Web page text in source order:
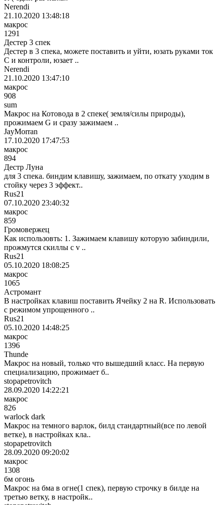
Nerendi
21.10.2020 13:48:18
макрос
1291
Дестер 3 спек
Дестер в 3 спека, можете поставить и уйти, юзать руками ток
С и контроли, юзает ..
Nerendi
21.10.2020 13:47:10
макрос
908
sum
Макрос на Котовода в 2 спеке( земля/силы природы),
прожимаем G и сразу зажимаем ..
JayMorran
17.10.2020 17:47:53
макрос
894
Дестр Луна
для 3 спека. биндим клавишу, зажимаем, по откату уходим в
стойку через 3 эффект..
Rus21
07.10.2020 23:40:32
макрос
859
Громовержец
Как использовть: 1. Зажимаем клавишу которую забиндили,
прожмутся скиллы c v ..
Rus21
05.10.2020 18:08:25
макрос
1065
Астромант
В настройках клавиш поставить Ячейку 2 на R. Использовать
с режимом упрощенного ..
Rus21
05.10.2020 14:48:25
макрос
1396
Thunde
Макрос на новый, только что вышедший класс. На первую
специализацию, прожимает б..
stopapetrovitch
28.09.2020 14:22:21
макрос
826
warlock dark
Макрос на темного варлок, билд стандартный(все по левой
ветке), в настройках кла..
stopapetrovitch
28.09.2020 09:20:02
макрос
1308
бм огонь
Макрос на бма в огне(1 спек), первую строчку в билде на
третью ветку, в настройк..